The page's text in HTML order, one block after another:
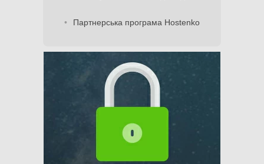
Партнерська програма Hostenko